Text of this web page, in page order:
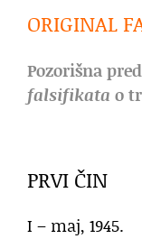
ORIGINAL
Pozorišna
falsifikata o
PRVI ČIN
I – maj, 1945.